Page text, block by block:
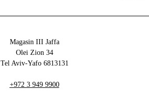
Magasin III Jaffa
34 Olei Zion
6813131 Tel Aviv-Yafo
+972 3 949 9900